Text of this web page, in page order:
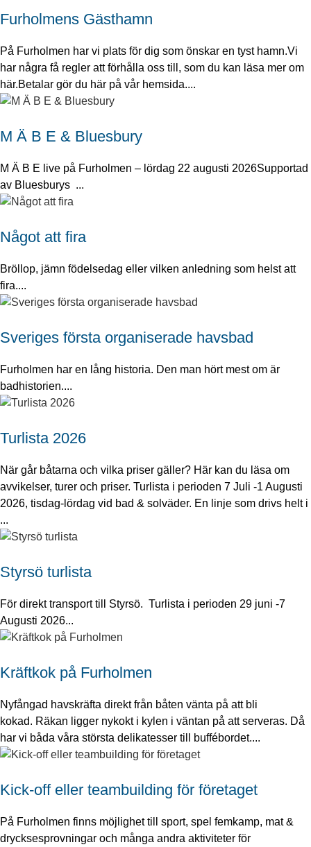
Furholmens Gästhamn
På Furholmen har vi plats för dig som önskar en tyst hamn.Vi
har några få regler att förhålla oss till, som du kan läsa mer om
här.Betalar gör du här på vår hemsida....
M Ä B E & Bluesbury
M Ä B E live på Furholmen – lördag 22 augusti 2026Supportad
av Bluesburys ...
Något att fira
Bröllop, jämn födelsedag eller vilken anledning som helst att
fira....
Sveriges första organiserade havsbad
Furholmen har en lång historia. Den man hört mest om är
badhistorien....
Turlista 2026
När går båtarna och vilka priser gäller? Här kan du läsa om
avvikelser, turer och priser. Turlista i perioden 7 Juli -1 Augusti
2026, tisdag-lördag vid bad & solväder. En linje som drivs helt i
...
Styrsö turlista
För direkt transport till Styrsö. Turlista i perioden 29 juni -7
Augusti 2026...
Kräftkok på Furholmen
Nyfångad havskräfta direkt från båten vänta på att bli
kokad. Räkan ligger nykokt i kylen i väntan på att serveras. Då
har vi båda våra största delikatesser till buffébordet....
Kick-off eller teambuilding för företaget
På Furholmen finns möjlighet till sport, spel femkamp, mat &
drycksesprovningar och många andra aktiviteter för